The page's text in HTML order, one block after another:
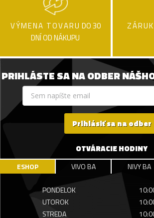
VÝMENA TOVARU DO 30
DNÍ OD NÁKUPU
PRIHLÁSTE SA NA ODBER
Prihlásiť sa na odber
OTVÁRACIE HODINY
ESHOP VIVO BA NIVY BA
PONDELOK
UTOROK
STREDA